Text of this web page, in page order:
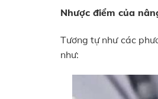
Nhược điểm của
Tương tự như các
như: